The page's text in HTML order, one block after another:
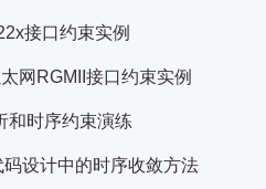
接口约束实例
网RGMII接口约束实例
和时序约束演练
设计中的时序收敛方法